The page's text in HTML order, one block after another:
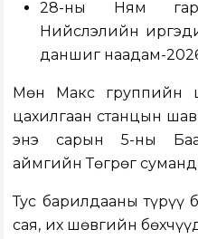
28-ны Ням
Нийслэлийн
даншиг наадам-
Мөн Макс группийн
цахилгаан станцын
энэ сарын 5-ны
аймгийн Төгрөг
Тус барилдааны түрүү
сая, их шөвгийн